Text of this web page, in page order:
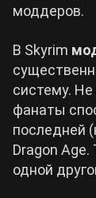
моддеров.
В Skyrim
систему.
фанаты
последней
Dragon
одной